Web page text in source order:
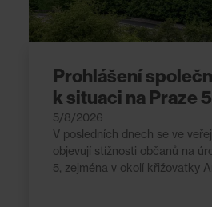
Prohlášení
k situaci na Praze 5
5/8/2026
V posledních dnech se ve
objevují stížnosti občanů na
5, zejména v okolí křižovatky